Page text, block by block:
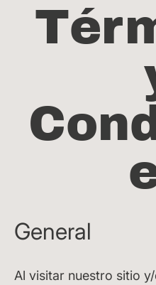
General
Al visitar nuestro sitio